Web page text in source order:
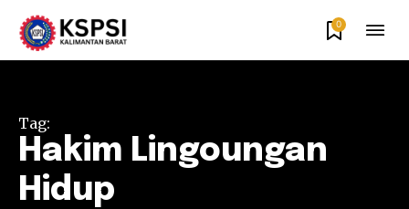
0
Tag:
Hakim Lingoungan
Hidup